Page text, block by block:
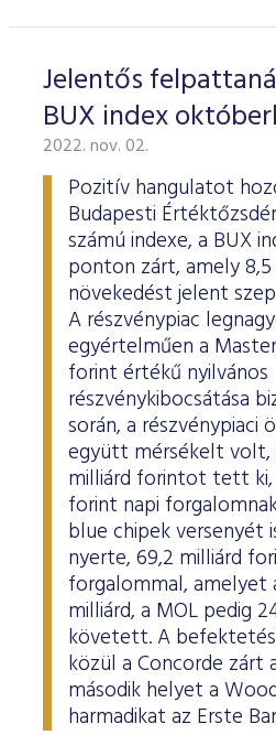
Jelentős
BUX index
2022. nov. 02.
Pozitív hangulatot
Budapesti
számú indexe, a BUX
ponton zárt, amely 8,5
növekedést jelent
A részvénypiac
egyértelműen a
forint értékű nyilvános
részvénykibocsátása
során, a részvénypiaci
együtt mérsékelt volt,
milliárd forintot tett ki,
forint napi
blue chipek versenyét
nyerte, 69,2 milliárd
forgalommal, amelyet
milliárd, a MOL pedig
követett. A
közül a Concorde zárt
második helyet a
harmadikat az Erste